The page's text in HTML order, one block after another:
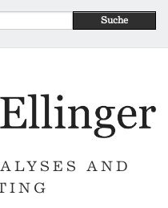
Suche
AND